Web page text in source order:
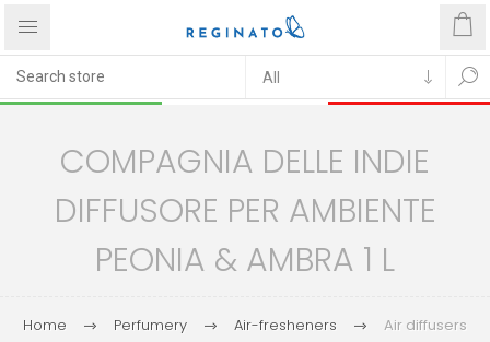
COMPAGNIA DELLE INDIE
DIFFUSORE PER AMBIENTE
PEONIA & AMBRA 1 L
Home Perfumery Air-fresheners Air diffusers